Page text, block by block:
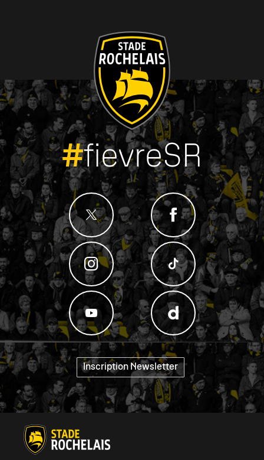
#fievreSR
Inscription Newsletter "